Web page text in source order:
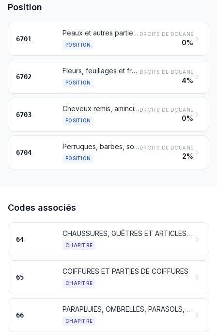
Position
6701
Peaux et autres parties d'oiseaux revêtues de leurs plumes ou de leur duvet, plumes, parties de plumes, duvet et articles en ces matières, autres que les produits du no 0505 et les tuyaux et tiges de plumes, travaillés
POSITION
DROITS DE DOUANE
0%
6702
Fleurs, feuillages et fruits artificiels et leurs parties; articles confectionnés en fleurs, feuillages ou fruits artificiels
POSITION
DROITS DE DOUANE
4%
6703
Cheveux remis, amincis, blanchis ou autrement préparés; laine, poils et autres matières textiles, préparés pour la fabrication de perruques ou d'articles similaires
POSITION
DROITS DE DOUANE
0%
6704
Perruques, barbes, sourcils, cils, mèches et articles analogues en cheveux, poils ou matières textiles; ouvrages en cheveux non dénommés ni compris ailleurs
POSITION
DROITS DE DOUANE
2%
Codes associés
64
CHAUSSURES, GUÊTRES ET ARTICLES ANALOGUES; PARTIES DE CES OBJETS
CHAPITRE
65
COIFFURES ET PARTIES DE COIFFURES
CHAPITRE
66
PARAPLUIES, OMBRELLES, PARASOLS, CANNES, CANNES-SIÈGES, FOUETS, CRAVACHES ET LEURS PARTIES
CHAPITRE